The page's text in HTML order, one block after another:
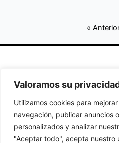
Valoramos su
Utilizamos cookies para
navegación, publicar anuncios
personalizados y analizar
"Aceptar todo", acepta nuestro
«
Buscador de
Hoteles
Guías de Viajes
Aviso